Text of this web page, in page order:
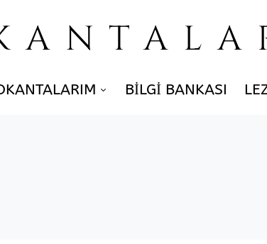
BILGI BANKASI